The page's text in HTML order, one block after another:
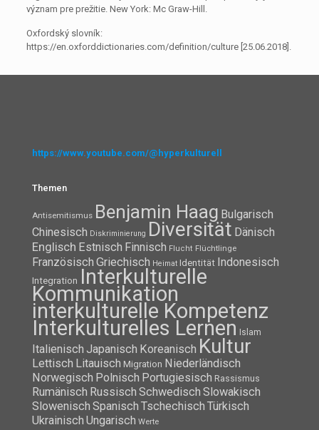
význam pre prežitie. New York: Mc Graw-Hill.
Oxfordský slovník:
https://en.oxforddictionaries.com/definition/culture [25.06.2018].
https://www.youtube.com/@hyperkulturell
Themen
Antisemitismus Benjamin Haag Bulgarisch
Chinesisch Diskriminierung Diversität Dänisch
Englisch Estnisch Finnisch Flucht Flüchtlinge
Französisch Griechisch Heimat Identität Indonesisch
Integration Interkulturelle
Kommunikation
interkulturelle Kompetenz
Interkulturelles Lernen Islam
Italienisch Japanisch Koreanisch Kultur
Lettisch Litauisch Migration Niederländisch
Norwegisch Polnisch Portugiesisch Rassismus
Rumänisch Russisch Schwedisch Slowakisch
Slowenisch Spanisch Tschechisch Türkisch
Ukrainisch Ungarisch Werte